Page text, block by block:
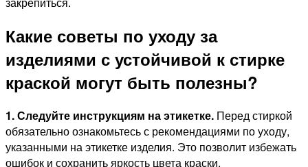
Какие советы по уходу за
изделиями с устойчивой к стирке
краской могут быть полезны?
1. Следуйте инструкциям на этикетке. Перед стиркой
обязательно ознакомьтесь с рекомендациями по уходу,
указанными на этикетке изделия. Это позволит избежать
ошибок и сохранить яркость цвета краски.